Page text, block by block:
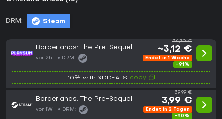
DRM: Steam
Borderlands: The Pre-Sequel
vor 2h DRM:
34,70 €
~3,12 €
Endet in 1 Woche
-91%
-10% with XDDEALS copy
Borderlands: The Pre-Sequel
vor 1W DRM:
39,99 €
3,99 €
Endet in 2 Tagen
-90%